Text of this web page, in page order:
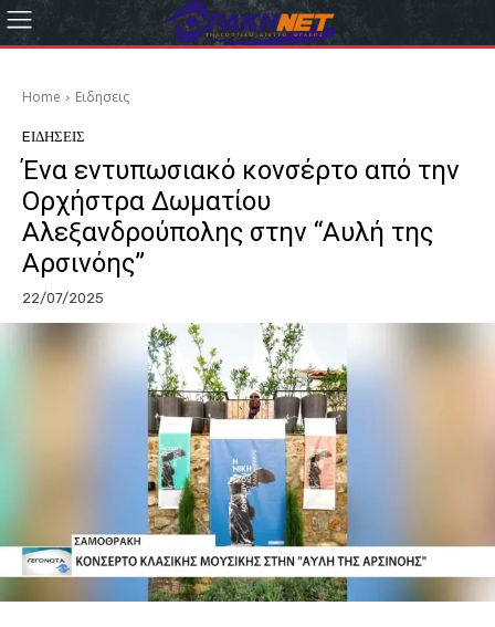
Home Eιδησεις
EΙΔΗΣΕΙΣ
Ένα εντυπωσιακό κονσέρτο από την
Ορχήστρα Δωματίου
Αλεξανδρούπολης στην “Αυλή της
Αρσινόης”
22/07/2025